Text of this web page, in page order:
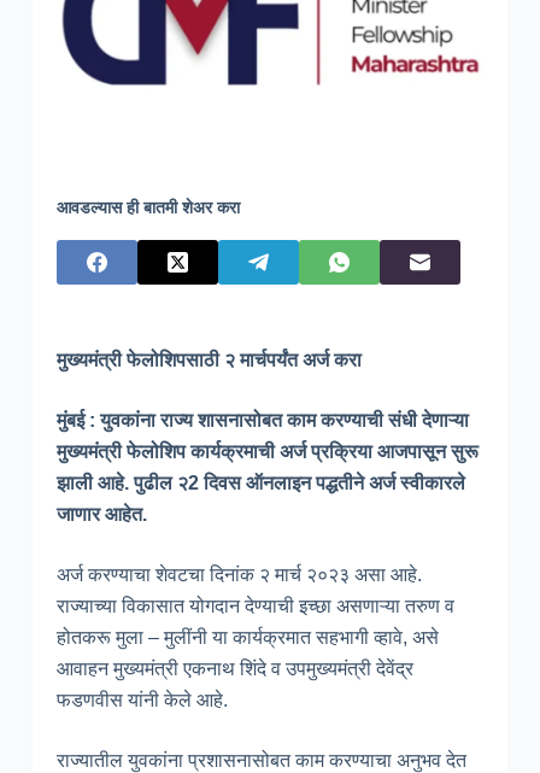
आवडल्यास ही बातमी शेअर करा
मुख्यमंत्री फेलोशिपसाठी २ मार्चपर्यंत अर्ज करा
मुंबई : युवकांना राज्य शासनासोबत काम करण्याची संधी देणाऱ्या
मुख्यमंत्री फेलोशिप कार्यक्रमाची अर्ज प्रक्रिया आजपासून सुरू
झाली आहे. पुढील २2 दिवस ऑनलाइन पद्धतीने अर्ज स्वीकारले
जाणार आहेत.
अर्ज करण्याचा शेवटचा दिनांक २ मार्च २०२३ असा आहे.
राज्याच्या विकासात योगदान देण्याची इच्छा असणाऱ्या तरुण व
होतकरू मुला – मुलींनी या कार्यक्रमात सहभागी व्हावे, असे
आवाहन मुख्यमंत्री एकनाथ शिंदे व उपमुख्यमंत्री देवेंद्र
फडणवीस यांनी केले आहे.
राज्यातील युवकांना प्रशासनासोबत काम करण्याचा अनुभव देत